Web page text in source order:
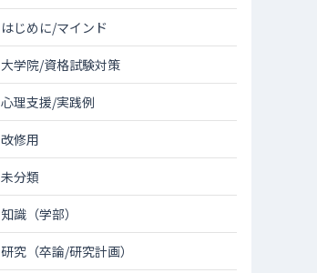
はじめに/マインド
大学院/資格試験対策
心理支援/実践例
改修用
未分類
知識（学部）
研究（卒論/研究計画）